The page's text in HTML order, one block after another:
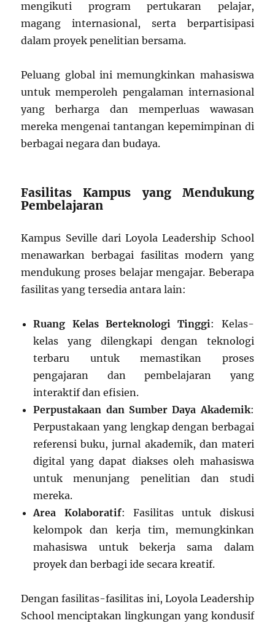
mengikuti program pertukaran pelajar,
magang internasional, serta berpartisipasi
dalam proyek penelitian bersama.
Peluang global ini memungkinkan mahasiswa
untuk memperoleh pengalaman internasional
yang berharga dan memperluas wawasan
mereka mengenai tantangan kepemimpinan di
berbagai negara dan budaya.
Fasilitas Kampus yang Mendukung
Pembelajaran
Kampus Seville dari Loyola Leadership School
menawarkan berbagai fasilitas modern yang
mendukung proses belajar mengajar. Beberapa
fasilitas yang tersedia antara lain:
Ruang Kelas Berteknologi Tinggi: Kelas-
kelas yang dilengkapi dengan teknologi
terbaru untuk memastikan proses
pengajaran dan pembelajaran yang
interaktif dan efisien.
Perpustakaan dan Sumber Daya Akademik:
Perpustakaan yang lengkap dengan berbagai
referensi buku, jurnal akademik, dan materi
digital yang dapat diakses oleh mahasiswa
untuk menunjang penelitian dan studi
mereka.
Area Kolaboratif: Fasilitas untuk diskusi
kelompok dan kerja tim, memungkinkan
mahasiswa untuk bekerja sama dalam
proyek dan berbagi ide secara kreatif.
Dengan fasilitas-fasilitas ini, Loyola Leadership
School menciptakan lingkungan yang kondusif